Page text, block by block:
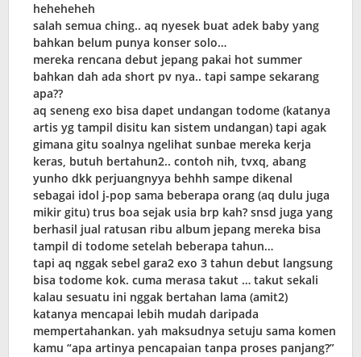
heheheheh
salah semua ching.. aq nyesek buat adek baby yang
bahkan belum punya konser solo…
mereka rencana debut jepang pakai hot summer
bahkan dah ada short pv nya.. tapi sampe sekarang
apa??
aq seneng exo bisa dapet undangan todome (katanya
artis yg tampil disitu kan sistem undangan) tapi agak
gimana gitu soalnya ngelihat sunbae mereka kerja
keras, butuh bertahun2.. contoh nih, tvxq, abang
yunho dkk perjuangnyya behhh sampe dikenal
sebagai idol j-pop sama beberapa orang (aq dulu juga
mikir gitu) trus boa sejak usia brp kah? snsd juga yang
berhasil jual ratusan ribu album jepang mereka bisa
tampil di todome setelah beberapa tahun…
tapi aq nggak sebel gara2 exo 3 tahun debut langsung
bisa todome kok. cuma merasa takut … takut sekali
kalau sesuatu ini nggak bertahan lama (amit2)
katanya mencapai lebih mudah daripada
mempertahankan. yah maksudnya setuju sama komen
kamu “apa artinya pencapaian tanpa proses panjang?”